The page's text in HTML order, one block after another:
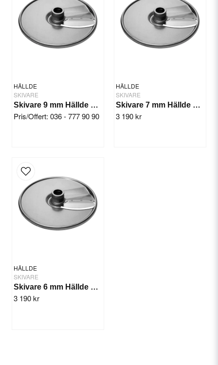
HÄLLDE
SKIVARE
Skivare 9 mm Hällde RG-350/300i/400i
Pris/Offert: 036 - 777 90 90
HÄLLDE
SKIVARE
Skivare 7 mm Hällde RG-350/300i/400i
3 190 kr
HÄLLDE
SKIVARE
Skivare 6 mm Hällde RG-350/300i/400i
3 190 kr
Yes, you can publish my question.